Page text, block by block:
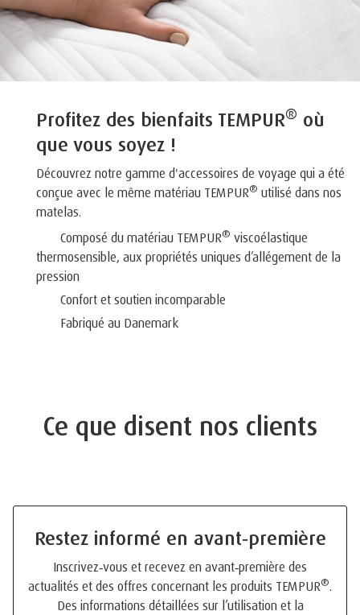
Profitez des bienfaits TEMPUR® où
que vous soyez !
Découvrez notre gamme d'accessoires de voyage qui a été
conçue avec le même matériau TEMPUR® utilisé dans nos
matelas.
Composé du matériau TEMPUR® viscoélastique
thermosensible, aux propriétés uniques d’allégement de la
pression
Confort et soutien incomparable
Fabriqué au Danemark
Ce que disent nos clients
Restez informé en avant‑première
Inscrivez‑vous et recevez en avant‑première des
actualités et des offres concernant les produits TEMPUR®.
Des informations détaillées sur l’utilisation et la